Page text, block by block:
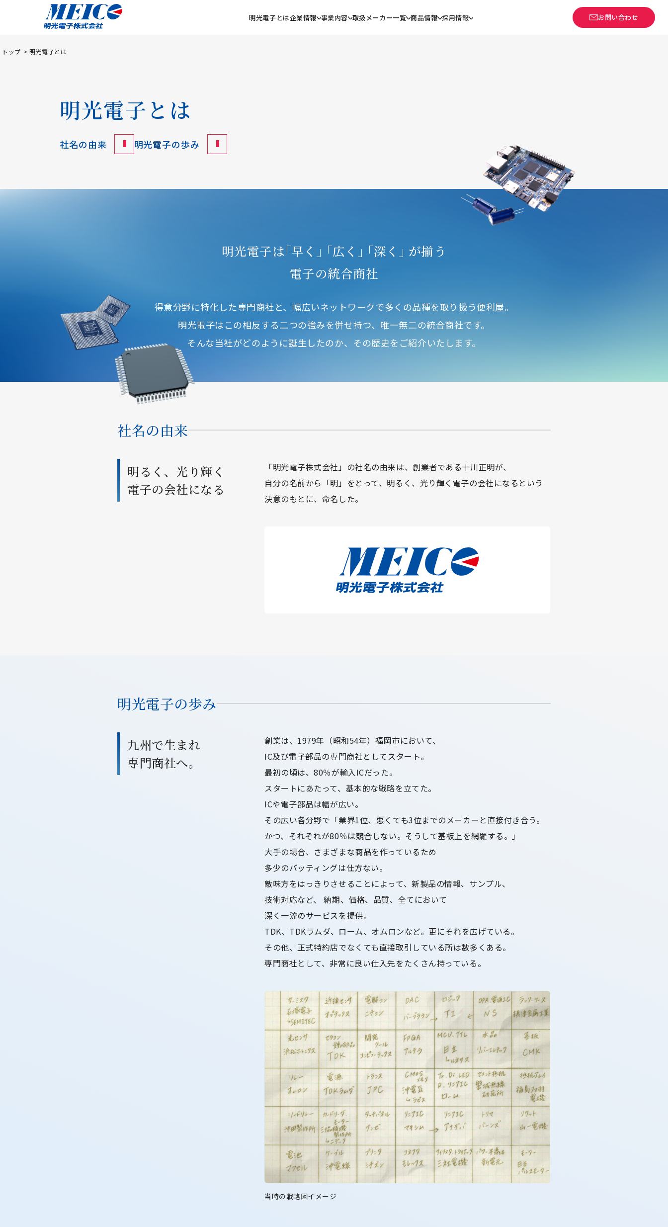
明光電子とは企業情報 事業内容 取扱メーカー一覧 商品情報 採用情報 お問い合わせ
トップ 明光電子とは
明光電子とは
社名の由来 明光電子の歩み
明光電子は｢早く｣ ｢広く｣ ｢深く｣ が揃う
電子の統合商社
得意分野に特化した専門商社と、幅広いネットワークで多くの品種を取り扱う便利屋。
明光電子はこの相反する二つの強みを併せ持つ、唯一無二の統合商社です。
そんな当社がどのように誕生したのか、その歴史をご紹介いたします。
社名の由来
明るく、光り輝く
電子の会社になる
「明光電子株式会社」の社名の由来は、創業者である十川正明が、
自分の名前から「明」をとって、明るく、光り輝く電子の会社になるという
決意のもとに、命名した。
明光電子の歩み
九州で生まれ
専門商社へ。
創業は、1979年（昭和54年）福岡市において、
IC及び電子部品の専門商社としてスタート。
最初の頃は、80％が輸入ICだった。
スタートにあたって、基本的な戦略を立てた。
ICや電子部品は幅が広い。
その広い各分野で「業界1位、悪くても3位までのメーカーと直接付き合う。
かつ、それぞれが80％は競合しない。そうして基板上を網羅する。」
大手の場合、さまざまな商品を作っているため
多少のバッティングは仕方ない。
敵味方をはっきりさせることによって、新製品の情報、サンプル、
技術対応など、 納期、価格、品質、全てにおいて
深く一流のサービスを提供。
TDK、TDKラムダ、ローム、オムロンなど。更にそれを広げている。
その他、正式特約店でなくても直接取引している所は数多くある。
専門商社として、非常に良い仕入先をたくさん持っている。
当時の戦略図イメージ